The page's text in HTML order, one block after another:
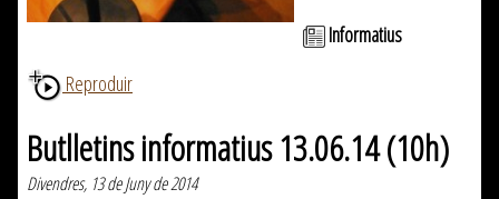
Informatius
Reproduir
Butlletins informatius 13.06.14 (10h)
Divendres, 13 de Juny de 2014